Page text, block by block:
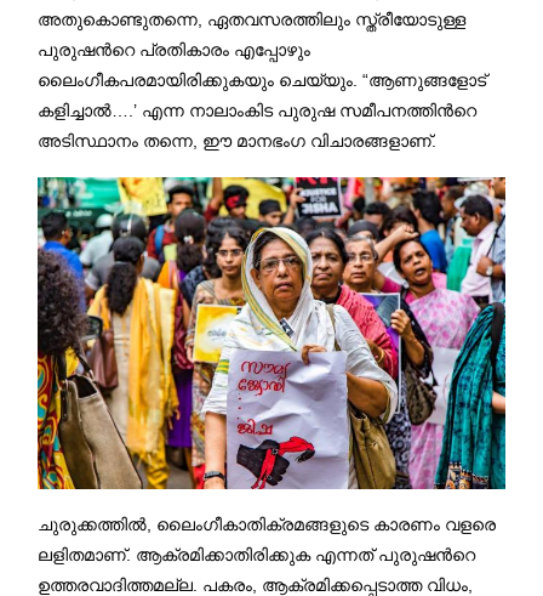
അതുകൊണ്ടുതന്നെ, ഏതവസരത്തിലും സ്ത്രീയോടുള്ള
പുരുഷൻറെ പ്രതികാരം എപ്പോഴും
ലൈംഗീകപരമായിരിക്കുകയും ചെയ്യും. “ആണുങ്ങളോട്
കളിച്ചാൽ….’ എന്ന നാലാംകിട പുരുഷ സമീപനത്തിൻറെ
അടിസ്ഥാനം തന്നെ, ഈ മാനഭംഗ വിചാരങ്ങളാണ്.
ചുരുക്കത്തിൽ, ലൈംഗീകാതിക്രമങ്ങളുടെ കാരണം വളരെ
ലളിതമാണ്. ആക്രമിക്കാതിരിക്കുക എന്നത് പുരുഷൻറെ
ഉത്തരവാദിത്തമല്ല. പകരം, ആക്രമിക്കപ്പെടാത്ത വിധം,